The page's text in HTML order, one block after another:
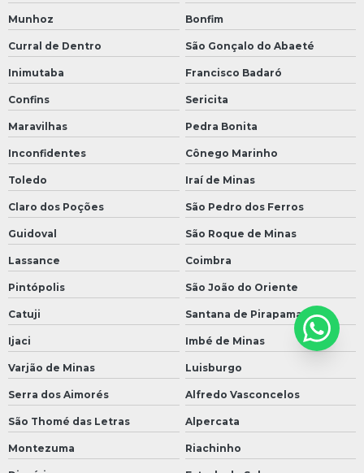
Munhoz Bonfim
Curral de Dentro São Gonçalo do Abaeté
Inimutaba Francisco Badaró
Confins Sericita
Maravilhas Pedra Bonita
Inconfidentes Cônego Marinho
Toledo Iraí de Minas
Claro dos Poções São Pedro dos Ferros
Guidoval São Roque de Minas
Lassance Coimbra
Pintópolis São João do Oriente
Catuji Santana de Pirapama
Ijaci Imbé de Minas
Varjão de Minas Luisburgo
Serra dos Aimorés Alfredo Vasconcelos
São Thomé das Letras Alpercata
Montezuma Riachinho